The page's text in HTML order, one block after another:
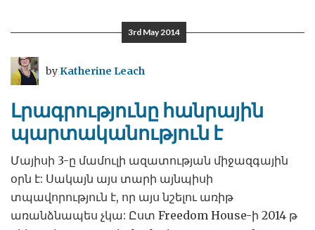
3rd May 2014
byKatherine Leach
Լրագրությունը հանրային
պարտականություն է
Մայիսի 3-ը մամուլի ազատության միջազգային
օրն է: Սակայն այս տարի այնպիսի
տպավորություն է, որ այս նշելու առիթ
առանձնապես չկա: Ըստ Freedom House-ի 2014 թ